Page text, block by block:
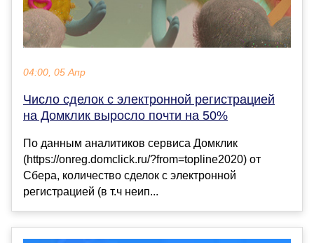
04:00, 05 Апр
Число сделок с электронной регистрацией
на Домклик выросло почти на 50%
По данным аналитиков сервиса Домклик
(https://onreg.domclick.ru/?from=topline2020) от
Сбера, количество сделок с электронной
регистрацией (в т.ч неип...